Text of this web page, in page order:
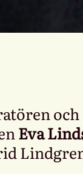
och
Eva